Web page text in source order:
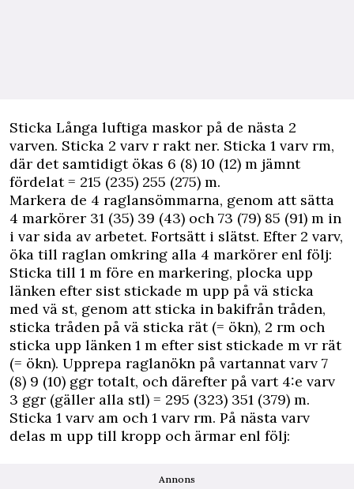
Sticka Långa luftiga maskor på de nästa 2
varven. Sticka 2 varv r rakt ner. Sticka 1 varv rm,
där det samtidigt ökas 6 (8) 10 (12) m jämnt
fördelat = 215 (235) 255 (275) m.
Markera de 4 raglansömmarna, genom att sätta
4 markörer 31 (35) 39 (43) och 73 (79) 85 (91) m in
i var sida av arbetet. Fortsätt i slätst. Efter 2 varv,
öka till raglan omkring alla 4 markörer enl följ:
Sticka till 1 m före en markering, plocka upp
länken efter sist stickade m upp på vä sticka
med vä st, genom att sticka in bakifrån tråden,
sticka tråden på vä sticka rät (= ökn), 2 rm och
sticka upp länken 1 m efter sist stickade m vr rät
(= ökn). Upprepa raglanökn på vartannat varv 7
(8) 9 (10) ggr totalt, och därefter på vart 4:e varv
3 ggr (gäller alla stl) = 295 (323) 351 (379) m.
Sticka 1 varv am och 1 varv rm. På nästa varv
delas m upp till kropp och ärmar enl följ:
Annons